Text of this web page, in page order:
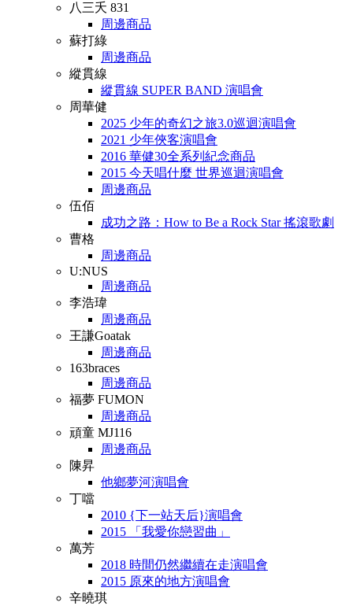
八三夭 831
周邊商品
蘇打綠
周邊商品
縱貫線
縱貫線 SUPER BAND 演唱會
周華健
2025 少年的奇幻之旅3.0巡迴演唱會
2021 少年俠客演唱會
2016 華健30全系列紀念商品
2015 今天唱什麼 世界巡迴演唱會
周邊商品
伍佰
成功之路：How to Be a Rock Star 搖滾歌劇
曹格
周邊商品
U:NUS
周邊商品
李浩瑋
周邊商品
王謙Goatak
周邊商品
163braces
周邊商品
福夢 FUMON
周邊商品
頑童 MJ116
周邊商品
陳昇
他鄉夢河演唱會
丁噹
2010 {下一站天后}演唱會
2015 「我愛你戀習曲」
萬芳
2018 時間仍然繼續在走演唱會
2015 原來的地方演唱會
辛曉琪